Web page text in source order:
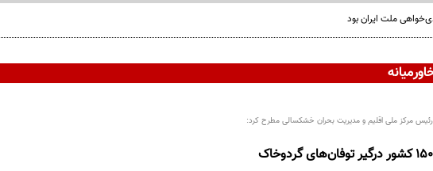
ملت ایران بود
رئیس مرکز ملی اقلیم و مدیریت بحران خشکسالی مطرح کرد:
۱۵۰ کشور درگیر توفان‌های گردوخاک